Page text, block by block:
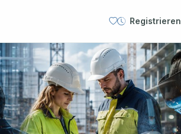
Registrieren